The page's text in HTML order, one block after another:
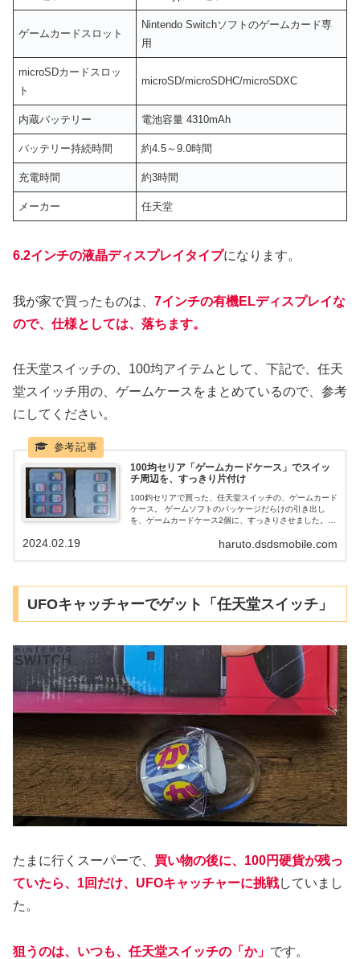
ゲームカードスロット
Nintendo Switchソフトのゲームカード専
用
microSDカードスロッ
ト
microSD/microSDHC/microSDXC
内蔵バッテリー 電池容量 4310mAh
バッテリー持続時間 約4.5～9.0時間
充電時間 約3時間
メーカー 任天堂
6.2インチの液晶ディスプレイタイプになります。
我が家で買ったものは、 7インチの有機ELディスプレイな
ので、仕様としては、落ちます。
任天堂スイッチの、100均アイテムとして、下記で、任天
堂スイッチ用の、ゲームケースをまとめているので、参考
にしてください。
100均セリア「ゲームカードケース」でスイッ
チ周辺を、すっきり片付け
100鈞セリアで買った、任天堂スイッチの、ゲームカード
ケース。 ゲームソフトのパッケージだらけの引き出し
を、ゲームカードケース2個に、すっきりさせました。
用感も含め、まとめていきます。haruto.dsdsmobile.com
2024.02.19
UFOキャッチャーでゲット「任天堂スイッチ」
たまに行くスーパーで、 買い物の後に、100円硬貨が残っ
ていたら、1回だけ、UFOキャッチャーに挑戦していまし
た。
狙うのは、いつも、任天堂スイッチの「か」 です。